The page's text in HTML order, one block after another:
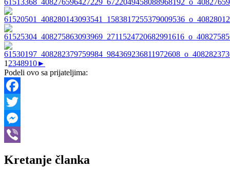
1 2348910►
Podeli ovo sa prijateljima:
Facebook
Twitter
Messenger
Kretanje članka